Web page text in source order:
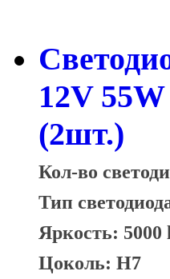
12V
(2шт.)
Кол-во
Тип
Яркость: 5000
Цоколь: H7